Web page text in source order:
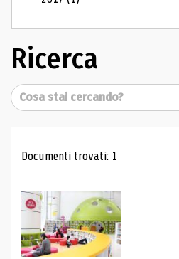
Ricerca
Cerca
Risultati di
Documenti trovati: 1